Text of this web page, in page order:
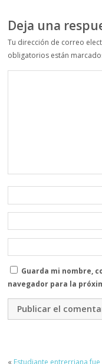
Deja una
Tu dirección de correo
obligatorios están
Guarda mi nombre,
navegador para la
« Estudiante entrerriana fue